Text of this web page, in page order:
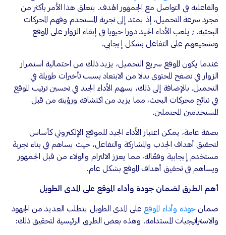
والفاعلية في التواصل مع الجمهور الهدف. يتعلق هذا الأمر بأكثر من
مجرد سرعة التحميل، إذ يمتد إلى تجربة المستخدم وفهم المحركات
البحثية. ; يلعب الأداء الجيد دورا حيويا في إبقاء الزوار على الموقع
وتشجيعهم على التفاعل بشكل إيجابي.
عندما يكون الموقع سريع التحميل، يزيد ذلك من احتمالية استمرار
الزوار في تصفح المحتوى بدلا من الابتعاد بسبب تأخيرات طويلة في
التحميل. بالإضافة إلى ذلك، يسهم الأداء الجيد في تحسين ترتيب الموقع
في نتائج محركات البحث، مما يزيد من اكتشافه ورؤيته من قبل
المستخدمين المحتملين.
بصفة عامة، يمكن اعتبار الأداء الجيد للموقع الإلكتروني كأساس
لتحقيق أهداف الجذب والمشاركة والتفاعل، حيث يساهم في بناء تجربة
مستخدم إيجابية وفعّالة، مما يعزز الالتزام والولاء من قبل الجمهور
ويساهم في تحقيق أهداف الموقع بشكل عام.
أهم الطرق لضمان جودة وأداء الموقع على المدى الطويل
ضمان جودة وأداء الموقع على المدى الطويل يتطلب العديد من الجهود
والاستراتيجيات المستدامة. وهذه بعض الطرق الرئيسية لتحقيق ذلك: